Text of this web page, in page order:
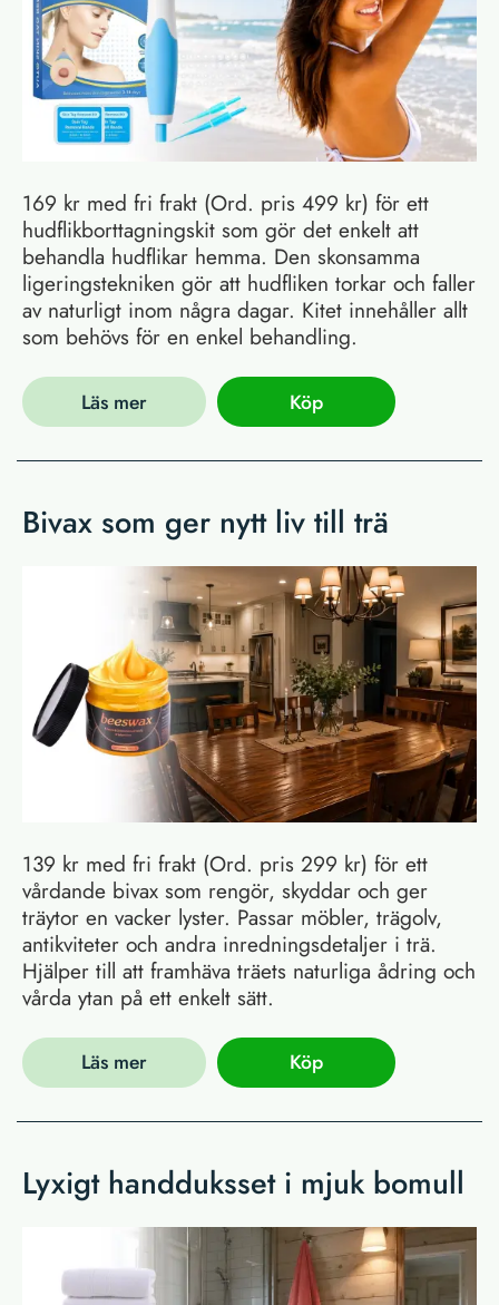
169 kr med fri frakt (Ord. pris 499 kr) för ett
hudflikborttagningskit som gör det enkelt att
behandla hudflikar hemma. Den skonsamma
ligeringstekniken gör att hudfliken torkar och faller
av naturligt inom några dagar. Kitet innehåller allt
som behövs för en enkel behandling.
Läs mer Köp
Bivax som ger nytt liv till trä
139 kr med fri frakt (Ord. pris 299 kr) för ett
vårdande bivax som rengör, skyddar och ger
träytor en vacker lyster. Passar möbler, trägolv,
antikviteter och andra inredningsdetaljer i trä.
Hjälper till att framhäva träets naturliga ådring och
vårda ytan på ett enkelt sätt.
Läs mer Köp
Lyxigt handduksset i mjuk bomull